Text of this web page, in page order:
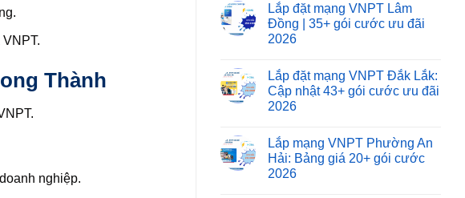
Thành
nghiệp.
Lắp đặt mạng VNPT Lâm
Đồng | 35+ gói cước ưu đãi
2026
Lắp đặt mạng VNPT Đắk Lắk:
Cập nhật 43+ gói cước ưu đãi
2026
Lắp mạng VNPT Phường An
Hải: Bảng giá 20+ gói cước
2026